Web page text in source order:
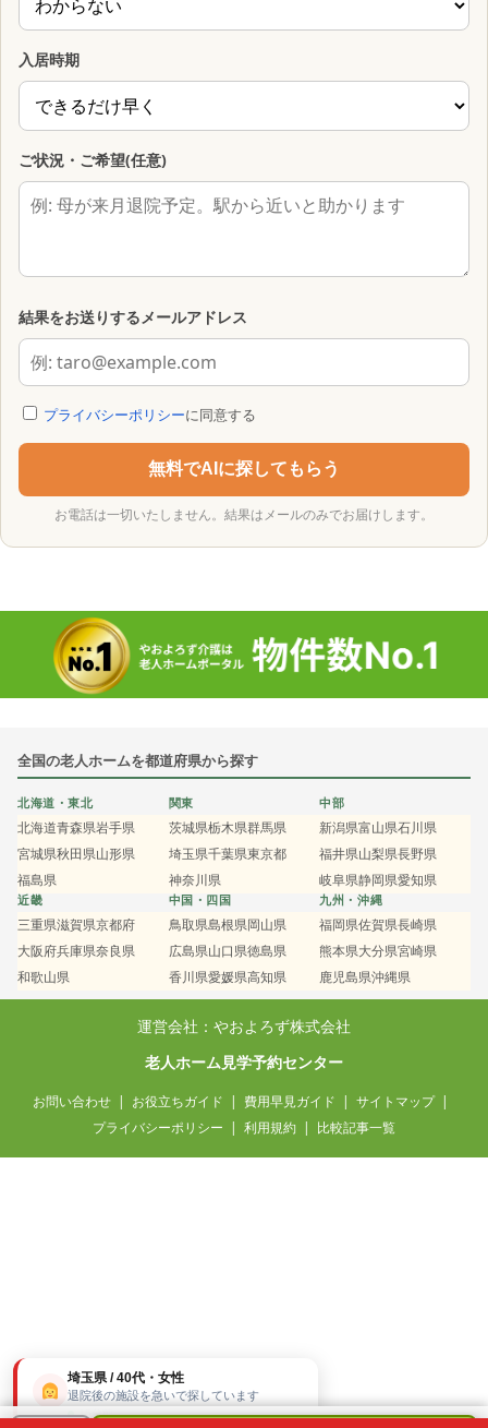
入居時期
ご状況・ご希望(任意)
結果をお送りするメールアドレス
プライバシーポリシーに同意する
無料でAIに探してもらう
お電話は一切いたしません。結果はメールのみでお届けします。
全国の老人ホームを都道府県から探す
北海道・東北
北海道青森県岩手県
宮城県秋田県山形県
福島県
関東
茨城県栃木県群馬県
埼玉県千葉県東京都
神奈川県
中部
新潟県富山県石川県
福井県山梨県長野県
岐阜県静岡県愛知県
近畿
三重県滋賀県京都府
大阪府兵庫県奈良県
和歌山県
中国・四国
鳥取県島根県岡山県
広島県山口県徳島県
香川県愛媛県高知県
九州・沖縄
福岡県佐賀県長崎県
熊本県大分県宮崎県
鹿児島県沖縄県
運営会社：やおよろず株式会社
老人ホーム見学予約センター
お問い合わせ お役立ちガイド 費用早見ガイド
サイトマップ
プライバシーポリシー
利用規約 比較記事一覧
埼玉県 / 40代・女性
退院後の施設を急いで探しています
15分前